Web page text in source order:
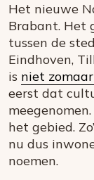
Het nieuwe
Brabant. Het
tussen de
Eindhoven,
is niet
eerst dat
het gebied.
nu dus
noemen.